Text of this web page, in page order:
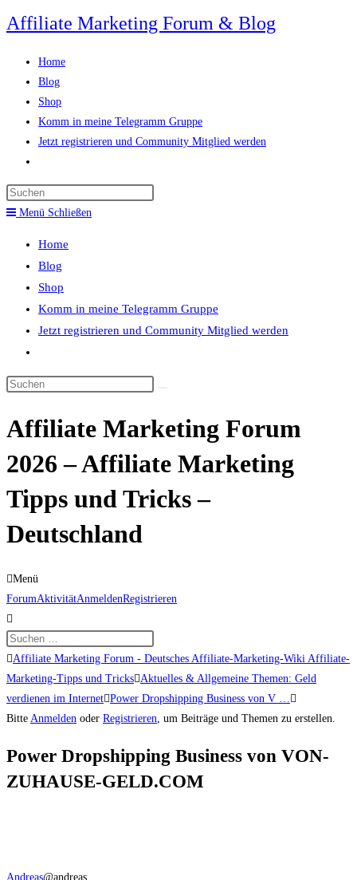
Zum
Inhalt
springen
Affiliate Marketing Forum & Blog
Home
Blog
Shop
Komm in meine Telegramm Gruppe
Jetzt registrieren und Community Mitglied werden
umschalten
panel.
Menü Schließen
Home
Blog
Shop
Komm in meine Telegramm Gruppe
Jetzt registrieren und Community Mitglied werden
umschalten
Diese
durchsuchen
Affiliate Marketing Forum
2026 – Affiliate Marketing
Tipps und Tricks –
Deutschland
Menü
Forum-
Navigation
ForumAktivitätAnmeldenRegistrieren
Forum-
Breadcrumbs
-
Du
hier:
Affiliate Marketing Forum - Deutsches Affiliate-Marketing-Wiki Affiliate-
Marketing-Tipps und Tricks Aktuelles & Allgemeine Themen: Geld
verdienen im Internet Power Dropshipping Business von V …
Bitte Anmelden oder Registrieren , um Beiträge und Themen zu erstellen.
Power Dropshipping Business von VON-
ZUHAUSE-GELD.COM
Andreas@andreas